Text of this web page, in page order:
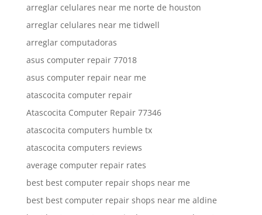
arreglar celulares near me norte de houston
arreglar celulares near me tidwell
arreglar computadoras
asus computer repair 77018
asus computer repair near me
atascocita computer repair
Atascocita Computer Repair 77346
atascocita computers humble tx
atascocita computers reviews
average computer repair rates
best best computer repair shops near me
best best computer repair shops near me aldine